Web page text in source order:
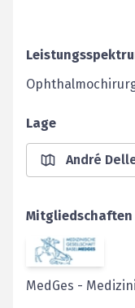
Lage
André
Mitgliedschaften
MedGes -